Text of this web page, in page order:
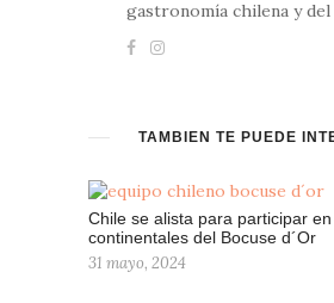
gastronomía chilena y del
TAMBIÉN TE PUEDE
Chile se alista para participar
continentales del Bocuse d´Or
31 mayo, 2024